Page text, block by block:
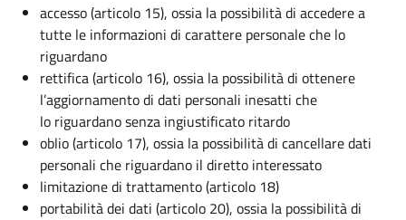
accesso (articolo 15), ossia la possibilità di accedere a
tutte le informazioni di carattere personale che lo
riguardano
rettifica (articolo 16), ossia la possibilità di ottenere
l’aggiornamento di dati personali inesatti che
lo riguardano senza ingiustificato ritardo
oblio (articolo 17), ossia la possibilità di cancellare dati
personali che riguardano il diretto interessato
limitazione di trattamento (articolo 18)
portabilità dei dati (articolo 20), ossia la possibilità di